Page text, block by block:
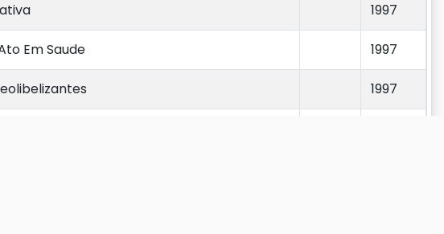
1997
Em Saude 1997
1997